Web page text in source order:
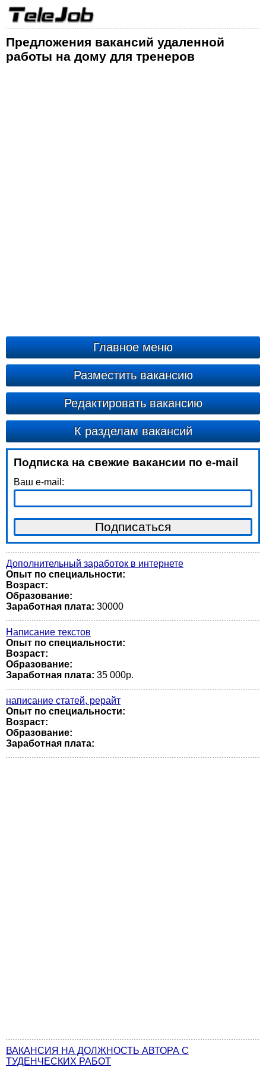
Предложения вакансий удаленной
работы на дому для тренеров
Главное меню
Разместить вакансию
Редактировать вакансию
К разделам вакансий
Подписка на свежие вакансии по e-mail
Ваш e-mail:
Дополнительный заработок в интернете
Опыт по специальности:
Возраст:
Образование:
Заработная плата: 30000
Написание текстов
Опыт по специальности:
Возраст:
Образование:
Заработная плата: 35 000р.
написание статей, рерайт
Опыт по специальности:
Возраст:
Образование:
Заработная плата:
ВАКАНСИЯ НА ДОЛЖНОСТЬ АВТОРА С
ТУДЕНЧЕСКИХ РАБОТ